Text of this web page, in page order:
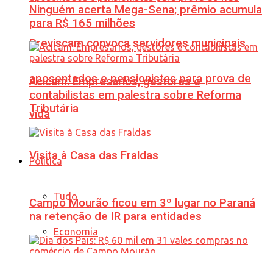
Previscam convoca servidores municipais
aposentados e pensionistas para prova de
vida
Política
Tudo
Economia
Ninguém acerta Mega-Sena; prêmio acumula
para R$ 165 milhões
Acicam: Empresários, gestores e
contabilistas em palestra sobre Reforma
Tributária
Visita à Casa das Fraldas
Campo Mourão ficou em 3º lugar no Paraná
na retenção de IR para entidades